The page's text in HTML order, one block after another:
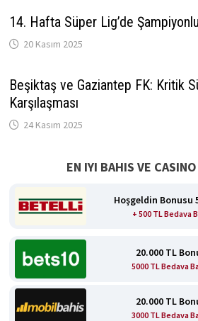
14. Hafta Süper Lig’de
20 Kasım 2025
Beşiktaş ve Gaziantep FK: Kritik
Karşılaşması
24 Kasım 2025
EN IYI BAHIS VE
Hoşgeldin Bonusu
+ 500 TL Bedava
20.000 TL
5000 TL Bedava
20.000 TL
3000 TL Bedava